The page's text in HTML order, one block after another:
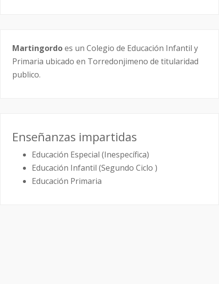
Martingordoes un Colegio de Educación Infantil y
Primaria ubicado en Torredonjimeno de titularidad
publico.
Enseñanzas impartidas
Educación Especial (Inespecífica)
Educación Infantil (Segundo Ciclo )
Educación Primaria